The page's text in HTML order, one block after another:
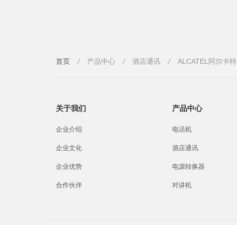
首页 / 产品中心 / 酒店通讯 / ALCATEL阿尔卡特
关于我们
企业介绍
企业文化
企业优势
合作伙伴
产品中心
电话机
酒店通讯
电源转换器
对讲机